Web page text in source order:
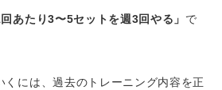
回あたり3〜5セットを週3回やる」 で
くには、過去のトレーニング内容を正